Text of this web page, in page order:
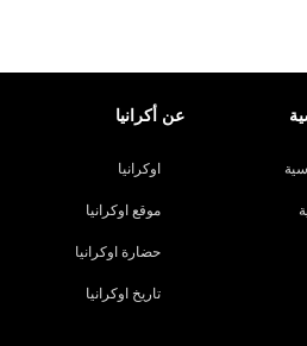
عن أكرانيا
اوكرانيا
موقع اوكرانيا
حضارة اوكرانيا
تاريخ اوكرانيا